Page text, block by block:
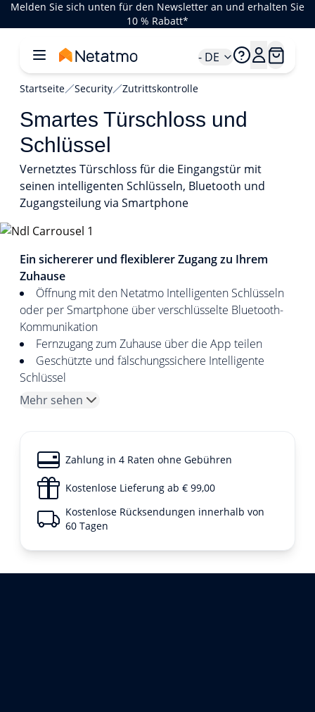
Melden Sie sich unten für den Newsletter an und erhalten Sie
10 % Rabatt*
- DE
Startseite Security Zutrittskontrolle
Smartes Türschloss und
Schlüssel
Vernetztes Türschloss für die Eingangstür mit
seinen intelligenten Schlüsseln, Bluetooth und
Zugangsteilung via Smartphone
Ein sichererer und flexiblerer Zugang zu Ihrem
Zuhause
Öffnung mit den Netatmo Intelligenten Schlüsseln
oder per Smartphone über verschlüsselte Bluetooth-
Kommunikation
Fernzugang zum Zuhause über die App teilen
Geschützte und fälschungssichere Intelligente
Schlüssel
Mehr sehen
Zahlung in 4 Raten ohne Gebühren
Kostenlose Lieferung ab € 99,00
Kostenlose Rücksendungen innerhalb von
60 Tagen